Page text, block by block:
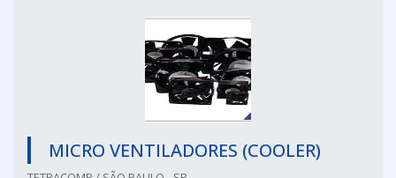
MICRO VENTILADORES (COOLER)